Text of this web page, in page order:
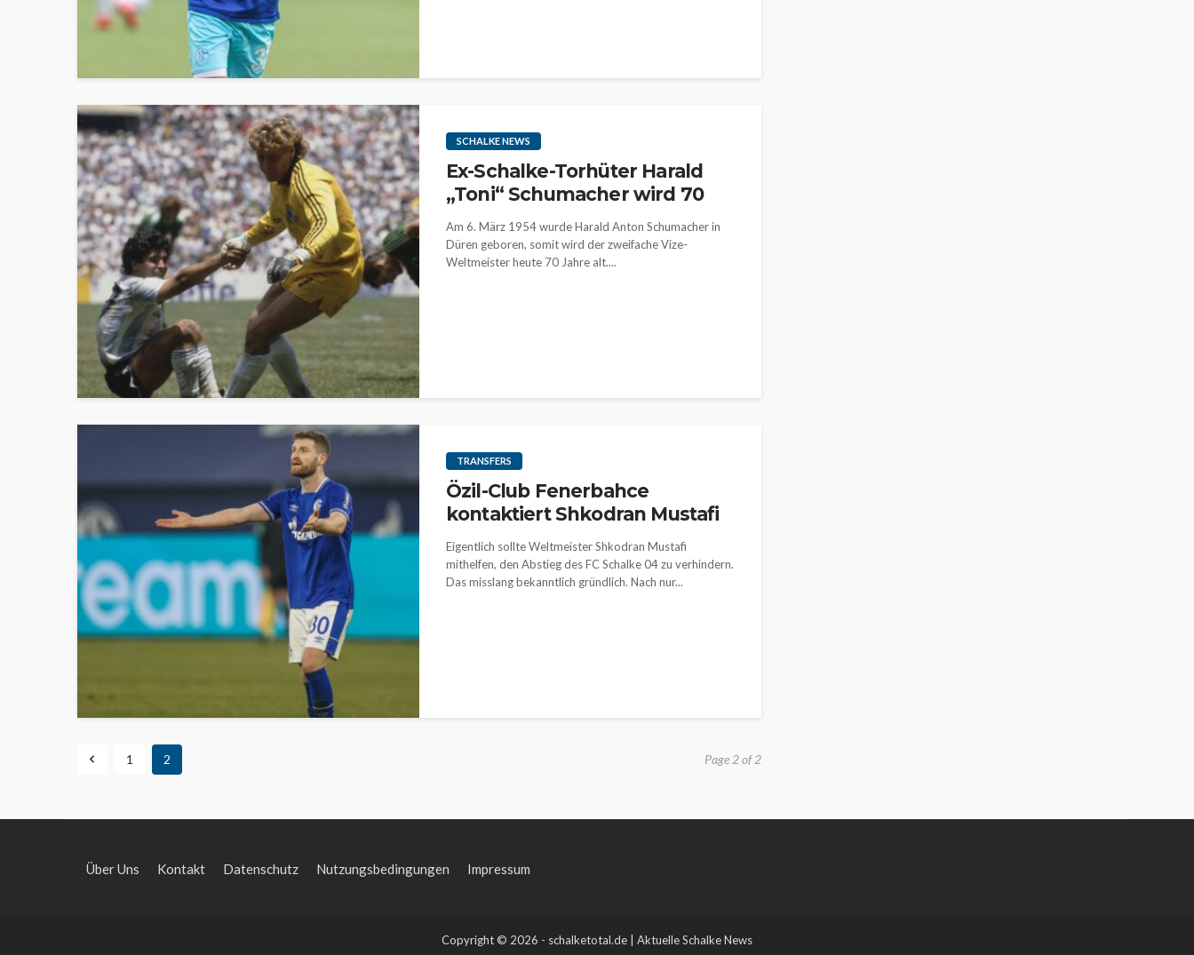
SCHALKE NEWS
Ex-Schalke-Torhüter Harald
„Toni“ Schumacher wird 70
Am 6. März 1954 wurde Harald Anton Schumacher in
Düren geboren, somit wird der zweifache Vize-
Weltmeister heute 70 Jahre alt....
TRANSFERS
Özil-Club Fenerbahce
kontaktiert Shkodran Mustafi
Eigentlich sollte Weltmeister Shkodran Mustafi
mithelfen, den Abstieg des FC Schalke 04 zu verhindern.
Das misslang bekanntlich gründlich. Nach nur...
1 2 Page 2 of 2
Über Uns Kontakt Datenschutz Nutzungsbedingungen Impressum
Copyright © 2026 - schalketotal.de | Aktuelle Schalke News